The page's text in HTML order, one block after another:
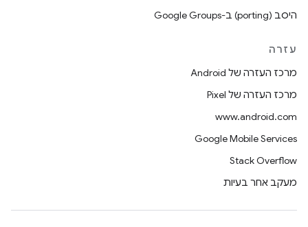
היסב (porting) ב-Google Groups
עזרה
מרכז העזרה של Android
מרכז העזרה של Pixel
www.android.com
Google Mobile Services
Stack Overflow
מעקב אחר בעיות